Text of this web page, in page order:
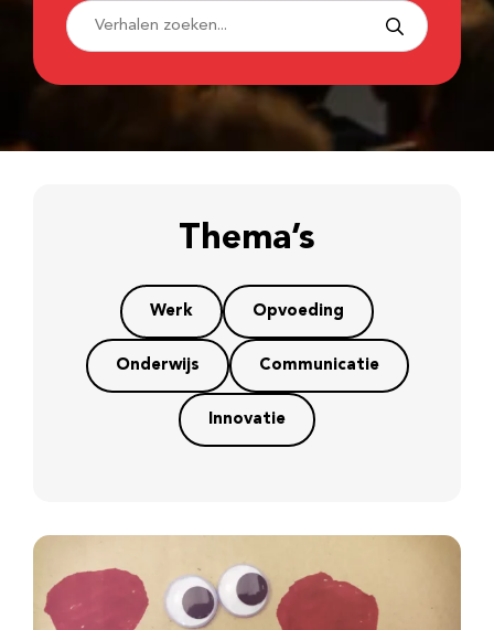
Thema’s
Werk Opvoeding
Onderwijs Communicatie
Innovatie